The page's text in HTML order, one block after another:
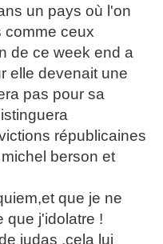
un pays où l'on
comme ceux
de ce week end a
elle devenait une
pas pour sa
républicaines
berson et
que je ne
que j'idolatre !
judas ,cela lui